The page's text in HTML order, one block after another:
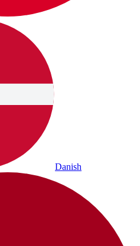
Danish